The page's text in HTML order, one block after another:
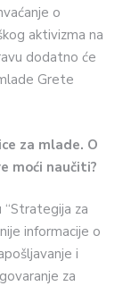
o
aktivizma na
dodatno će
Grete
za mlade. O
moći naučiti?
“Strategija za
informacije o
i
za